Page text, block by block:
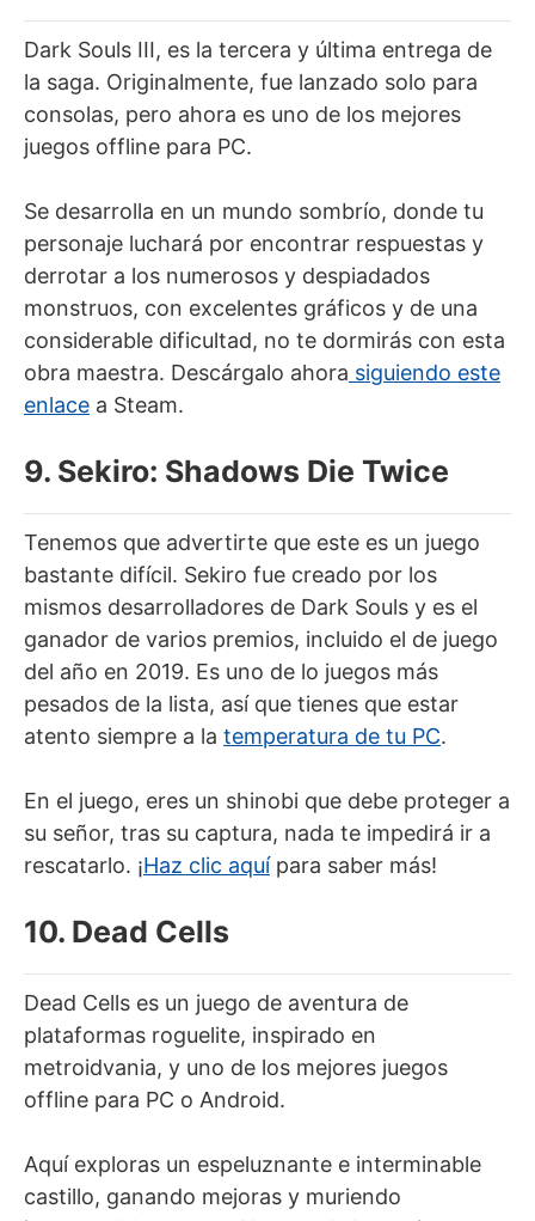
Dark Souls III, es la tercera y última entrega de
la saga. Originalmente, fue lanzado solo para
consolas, pero ahora es uno de los mejores
juegos offline para PC.
Se desarrolla en un mundo sombrío, donde tu
personaje luchará por encontrar respuestas y
derrotar a los numerosos y despiadados
monstruos, con excelentes gráficos y de una
considerable dificultad, no te dormirás con esta
obra maestra. Descárgalo ahora siguiendo este
enlace a Steam.
9. Sekiro: Shadows Die Twice
Tenemos que advertirte que este es un juego
bastante difícil. Sekiro fue creado por los
mismos desarrolladores de Dark Souls y es el
ganador de varios premios, incluido el de juego
del año en 2019. Es uno de lo juegos más
pesados de la lista, así que tienes que estar
atento siempre a la temperatura de tu PC.
En el juego, eres un shinobi que debe proteger a
su señor, tras su captura, nada te impedirá ir a
rescatarlo. ¡Haz clic aquípara saber más!
10. Dead Cells
Dead Cells es un juego de aventura de
plataformas roguelite, inspirado en
metroidvania, y uno de los mejores juegos
offline para PC o Android.
Aquí exploras un espeluznante e interminable
castillo, ganando mejoras y muriendo